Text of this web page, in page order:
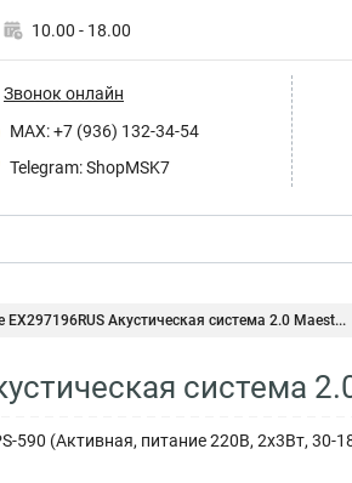
10.00 - 18.00
Звонок онлайн
MAX: +7 (936) 132-34-54
Telegram: ShopMSK7
EX297196RUS Акустическая система 2.0 Maest...
система
590 (Активная, питание 220В, 2х3Вт, 30-